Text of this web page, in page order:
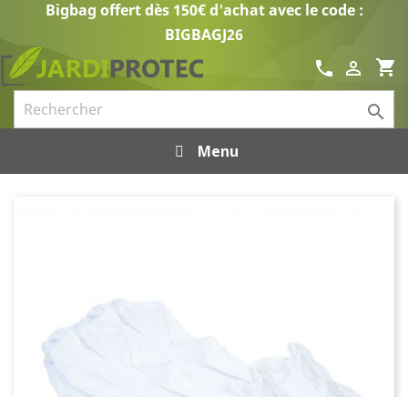
Bigbag offert dès 150€ d'achat avec le code :
BIGBAGJ26
shopping_cart

call

Menu